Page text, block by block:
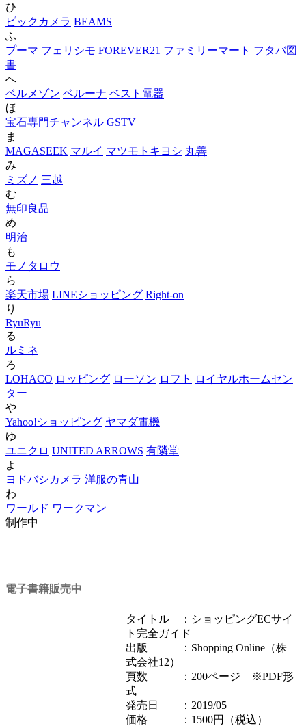
ひ
ビックカメラ BEAMS
ふ
プーマ フェリシモ FOREVER21 ファミリーマート フタバ図
書
へ
ベルメゾン ベルーナ ベスト電器
ほ
宝石専門チャンネル GSTV
ま
MAGASEEK マルイ マツモトキヨシ 丸善
み
ミズノ 三越
む
無印良品
め
明治
も
モノタロウ
ら
楽天市場 LINEショッピング Right-on
り
RyuRyu
る
ルミネ
ろ
LOHACO ロッピング ローソン ロフト
ロイヤルホームセン
ター
や
Yahoo!ショッピング ヤマダ電機
ゆ
ユニクロ UNITED ARROWS 有隣堂
よ
ヨドバシカメラ 洋服の青山
わ
ワールド ワークマン
制作中
電子書籍販売中
タイトル ：ショッピングECサイ
ト完全ガイド
出版 ：Shopping Online（株
式会社12）
頁数 ：200ページ ※PDF形
式
発売日 ：2019/05
価格 ：1500円（税込）